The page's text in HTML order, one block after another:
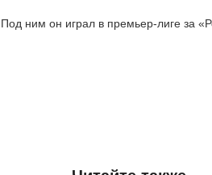
ним он играл в премьер-лиге за